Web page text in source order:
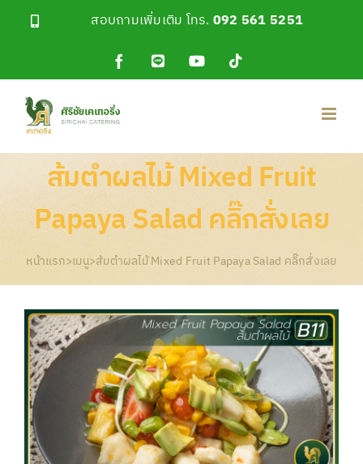
สอบถามเพิ่มเติม โทร. 092 561 5251
FacebookLine
YouTubeTiktok
ส้มตำผลไม้ Mixed Fruit
Papaya Salad คลิ๊กสั่งเลย
หน้าแรก>เมนู>ส้มตำผลไม้ Mixed Fruit Papaya Salad คลิ๊กสั่งเลย